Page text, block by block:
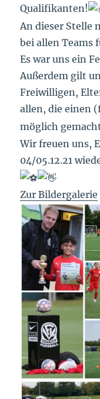
Qualifikanten!
An dieser Stelle
bei allen Teams
Es war uns ein
Außerdem gilt
Freiwilligen,
allen, die einen
möglich
Wir freuen uns,
04/05.12.21
Zur Bildergalerie